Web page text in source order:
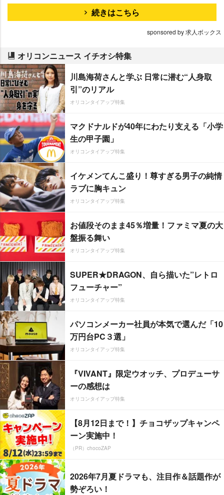
続きはこちら
sponsored by 求人ボックス
オリコンニュース イチオシ特集
川島海荷さんと学ぶ 日常に潜む“人身取
引”のリアル
オリコンタイアップ特集
マクドナルドが40年にわたり支える「小学
生の甲子園」
オリコンタイアップ特集
イケメンてんこ盛り！尊すぎる男子の純情
ラブに胸キュン
オリコンタイアップ特集
お値段そのまま45％増量！ファミマ夏の大
盤振る舞い
オリコンタイアップ特集
SUPER★DRAGON、自ら描いた”レトロ
フューチャー”
オリコンタイアップ特集
パソコンメーカー社員が本気で選んだ「10
万円台PC３選」
オリコンタイアップ特集
『VIVANT』限定ウオッチ、プロデューサ
ーの感想は
オリコンタイアップ特集
【8月12日まで！】チョコザップキャンペ
ーン実施中！
（PR）chocoZAP
2026年7月夏ドラマも、注目作＆話題作が
勢ぞろい！